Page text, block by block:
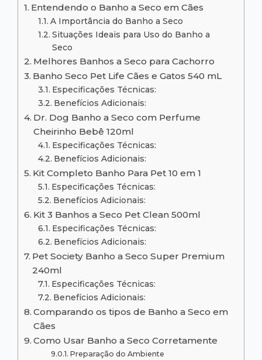
Entendendo o Banho a Seco em Cães
A Importância do Banho a Seco
Situações Ideais para Uso do Banho a
Seco
Melhores Banhos a Seco para Cachorro
Banho Seco Pet Life Cães e Gatos 540 mL
Especificações Técnicas:
Benefícios Adicionais:
Dr. Dog Banho a Seco com Perfume
Cheirinho Bebê 120ml
Especificações Técnicas:
Benefícios Adicionais:
Kit Completo Banho Para Pet 10 em 1
Especificações Técnicas:
Benefícios Adicionais:
Kit 3 Banhos a Seco Pet Clean 500ml
Especificações Técnicas:
Benefícios Adicionais:
Pet Society Banho a Seco Super Premium
240ml
Especificações Técnicas:
Benefícios Adicionais:
Comparando os tipos de Banho a Seco em
Cães
Como Usar Banho a Seco Corretamente
Preparação do Ambiente